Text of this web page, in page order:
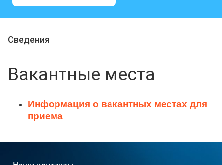
Сведения
Вакантные места
Информация о вакантных местах для
приема